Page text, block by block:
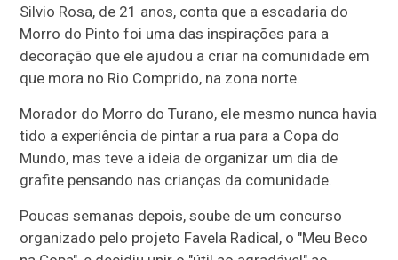
Silvio Rosa, de 21 anos, conta que a escadaria do
Morro do Pinto foi uma das inspirações para a
decoração que ele ajudou a criar na comunidade em
que mora no Rio Comprido, na zona norte.
Morador do Morro do Turano, ele mesmo nunca havia
tido a experiência de pintar a rua para a Copa do
Mundo, mas teve a ideia de organizar um dia de
grafite pensando nas crianças da comunidade.
Poucas semanas depois, soube de um concurso
organizado pelo projeto Favela Radical, o "Meu Beco